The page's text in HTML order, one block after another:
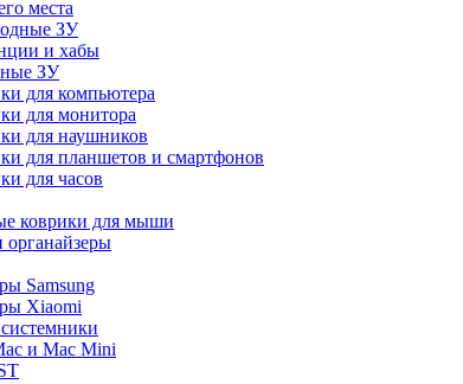
места
ЗУ
и хабы
ЗУ
для компьютера
для монитора
для наушников
для планшетов и смартфонов
для часов
коврики для мыши
Samsung
Xiaomi
и Mac Mini